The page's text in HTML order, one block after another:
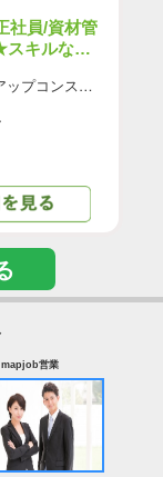
社員/資材管
キルなし
株式会社オープンアップコンストラクション（旧社名：株式会社夢真）
mapjob営業